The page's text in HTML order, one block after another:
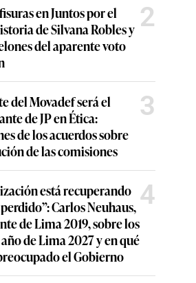
en Juntos por el
de Silvana Robles y
del aparente voto
2
del Movadef será el
de JP en Ética:
de los acuerdos sobre
de las comisiones
3
está recuperando
Carlos Neuhaus,
de Lima 2019, sobre los
de Lima 2027 y en qué
el Gobierno
4